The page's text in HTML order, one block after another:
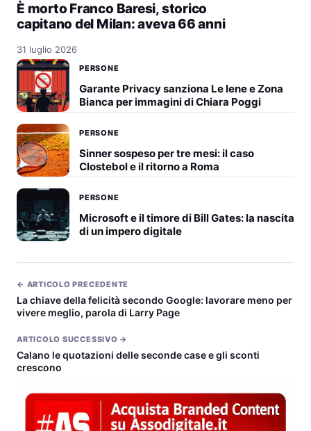
È morto Franco Baresi, storico
capitano del Milan: aveva 66 anni
31 luglio 2026
PERSONE
Garante Privacy sanziona Le Iene e Zona
Bianca per immagini di Chiara Poggi
PERSONE
Sinner sospeso per tre mesi: il caso
Clostebol e il ritorno a Roma
PERSONE
Microsoft e il timore di Bill Gates: la nascita
di un impero digitale
← ARTICOLO PRECEDENTE
La chiave della felicità secondo Google: lavorare meno per
vivere meglio, parola di Larry Page
ARTICOLO SUCCESSIVO →
Calano le quotazioni delle seconde case e gli sconti
crescono